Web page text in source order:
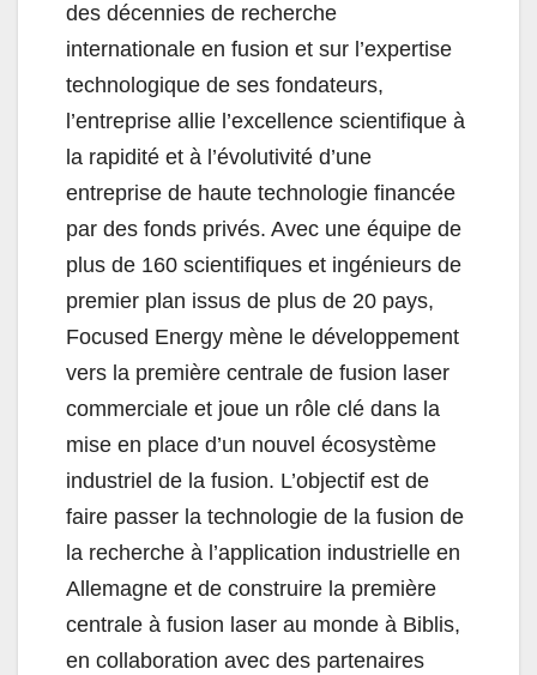
des décennies de recherche
internationale en fusion et sur l’expertise
technologique de ses fondateurs,
l’entreprise allie l’excellence scientifique à
la rapidité et à l’évolutivité d’une
entreprise de haute technologie financée
par des fonds privés. Avec une équipe de
plus de 160 scientifiques et ingénieurs de
premier plan issus de plus de 20 pays,
Focused Energy mène le développement
vers la première centrale de fusion laser
commerciale et joue un rôle clé dans la
mise en place d’un nouvel écosystème
industriel de la fusion. L’objectif est de
faire passer la technologie de la fusion de
la recherche à l’application industrielle en
Allemagne et de construire la première
centrale à fusion laser au monde à Biblis,
en collaboration avec des partenaires